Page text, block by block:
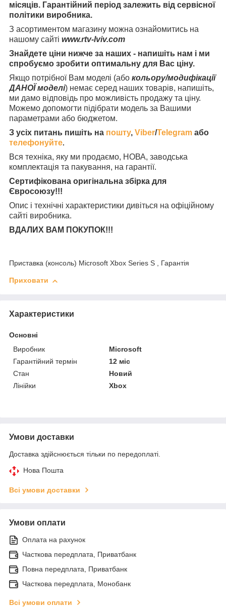
місяців. Гарантійний період залежить від сервісної
політики виробника.
З асортиментом магазину можна ознайомитись на
нашому сайті www.rtv-lviv.com
Знайдете ціни нижче за наших - напишіть нам і ми
спробуємо зробити оптимальну для Вас ціну.
Якщо потрібної Вам моделі (або кольору/модифікації
ДАНОЇ моделі) немає серед наших товарів, напишіть,
ми дамо відповідь про можливість продажу та ціну.
Можемо допомогти підібрати модель за Вашими
параметрами або бюджетом.
З усіх питань пишіть на пошту, Viber/Telegram або
телефонуйте.
Вся техніка, яку ми продаємо, НОВА, заводська
комплектація та пакування, на гарантії.
Сертифікована оригінальна збірка для
Євросоюзу!!!
Опис і технічні характеристики дивіться на офіційному
сайті виробника.
ВДАЛИХ ВАМ ПОКУПОК!!!
Приставка (консоль) Microsoft Xbox Series S , Гарантія
Приховати
Характеристики
Основні
Виробник
Microsoft
Гарантійний термін
12 міс
Стан
Новий
Лінійки
Xbox
Умови доставки
Доставка здійснюється тільки по передоплаті.
Нова Пошта
Всі умови доставки
Умови оплати
Оплата на рахунок
Часткова передплата, Приватбанк
Повна передплата, Приватбанк
Часткова передплата, Монобанк
Всі умови оплати